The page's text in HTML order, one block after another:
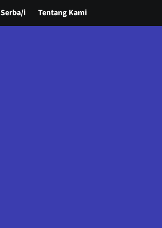
Serba/i Tentang Kami